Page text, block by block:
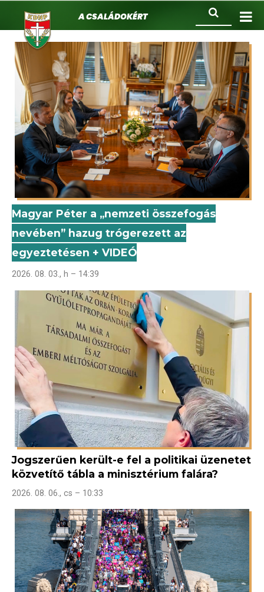
tartalomra
KDNPA családokért.
Magyar Péter a „nemzeti összefogás
nevében” hazug trógerezett az
egyeztetésen + VIDEÓ
2026. 08. 03., h – 14:39
Jogszerűen került-e fel a politikai üzenetet
közvetítő tábla a minisztérium falára?
2026. 08. 06., cs – 10:33